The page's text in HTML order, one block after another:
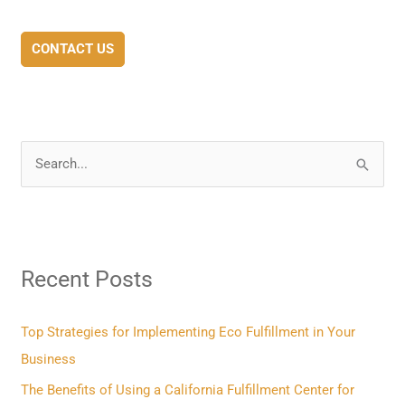
CONTACT US
c
f
o
r
Recent Posts
Top Strategies for Implementing Eco Fulfillment in Your
Business
The Benefits of Using a California Fulfillment Center for